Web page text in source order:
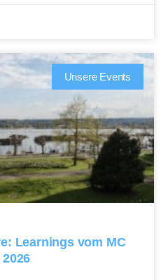
Unsere Events
Learnings vom MC